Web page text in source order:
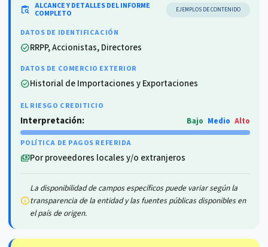
content_paste_search ALCANCE Y DETALLES DEL INFORME
COMPLETO EJEMPLOS DE CONTENIDO
DATOS DE IDENTIFICACIÓN
check_circleRRPP, Accionistas, Directores
DATOS DE COMERCIO EXTERIOR
check_circleHistorial de Importaciones y Exportaciones
EL RIESGO CREDITICIO
Interpretación: Bajo Medio Alto
POLÍTICA DE PAGOS REFERIDA
paymentsPor proveedores locales y/o extranjeros
info
La disponibilidad de campos específicos puede variar según la
transparencia de la entidad y las fuentes públicas disponibles en
el país de origen.